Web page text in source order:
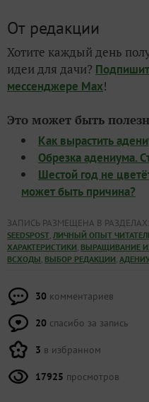
От редакции
Хотите каждый день
идеи для дачи?
мессенджере Max!
Это может быть
Как вырастить
Обрезка адениума.
Шестой год не
может быть причина?
ЗАПИСЬ РАЗМЕЩЕНА В РАЗДЕЛАХ:
SEEDSPOST, ЛИЧНЫЙ ОПЫТ
ХАРАКТЕРИСТИКИ, ВЫРАЩИВАНИЕ
ВСХОДЫ, ВЫБОР РЕДАКЦИИ,
30 комментариев
20 спасибо за запись
3 в избранном
17925 просмотров